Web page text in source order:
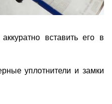
вставить его в
уплотнители и замки